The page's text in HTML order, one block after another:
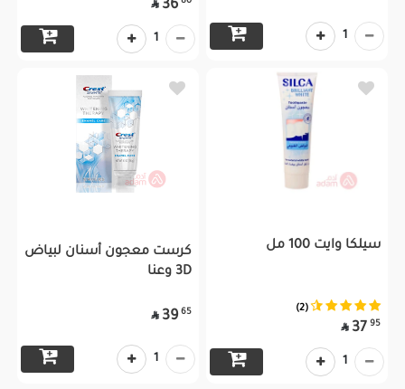
1
36

1
سيلكا وايت 100 مل
(2)
95
37

1
كرست معجون أسنان لبياض
3D وعنا
65
39

1